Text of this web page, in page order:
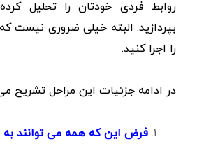
روابط فردی خودتان را تحلیل
بپردازید. البته خیلی ضروری نیست
را اجرا کنید.
در ادامه جزئیات این مراحل تشریح
فرض این که همه می توانند